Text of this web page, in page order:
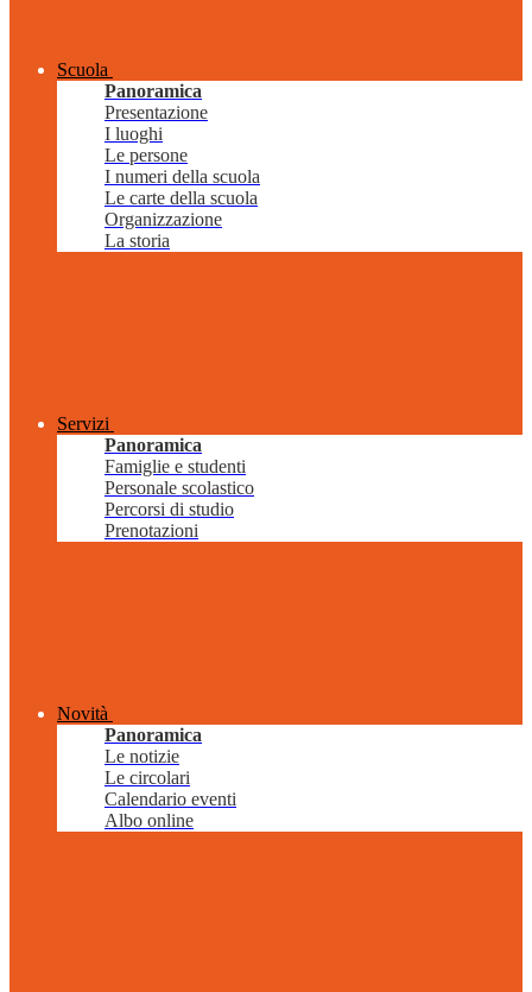
Scuola
Panoramica
Presentazione
I luoghi
Le persone
I numeri della scuola
Le carte della scuola
Organizzazione
La storia
Servizi
Panoramica
Famiglie e studenti
Personale scolastico
Percorsi di studio
Prenotazioni
Novità
Panoramica
Le notizie
Le circolari
Calendario eventi
Albo online